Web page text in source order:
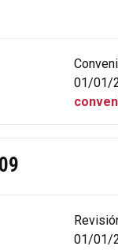
01/01/
01/01/